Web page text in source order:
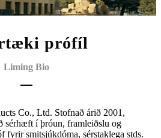
prófíl
Liming Bio
Co., Ltd. Stofnað árið 2001,
í þróun, framleiðslu og
fyrir smitsjúkdóma, sérstaklega stds.